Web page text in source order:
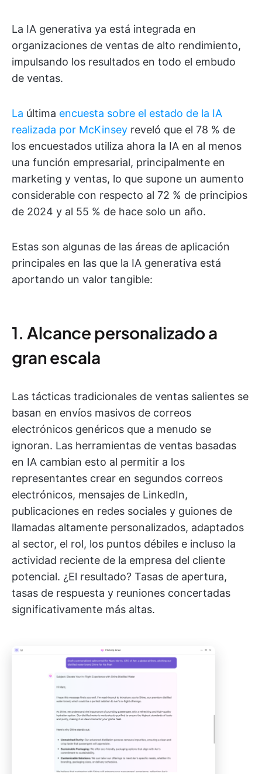
La IA generativa ya está integrada en
organizaciones de ventas de alto rendimiento,
impulsando los resultados en todo el embudo
de ventas.
La última encuesta sobre el estado de la IA
realizada por McKinsey reveló que el 78 % de
los encuestados utiliza ahora la IA en al menos
una función empresarial, principalmente en
marketing y ventas, lo que supone un aumento
considerable con respecto al 72 % de principios
de 2024 y al 55 % de hace solo un año.
Estas son algunas de las áreas de aplicación
principales en las que la IA generativa está
aportando un valor tangible:
1. Alcance personalizado a
gran escala
Las tácticas tradicionales de ventas salientes se
basan en envíos masivos de correos
electrónicos genéricos que a menudo se
ignoran. Las herramientas de ventas basadas
en IA cambian esto al permitir a los
representantes crear en segundos correos
electrónicos, mensajes de LinkedIn,
publicaciones en redes sociales y guiones de
llamadas altamente personalizados, adaptados
al sector, el rol, los puntos débiles e incluso la
actividad reciente de la empresa del cliente
potencial. ¿El resultado? Tasas de apertura,
tasas de respuesta y reuniones concertadas
significativamente más altas.